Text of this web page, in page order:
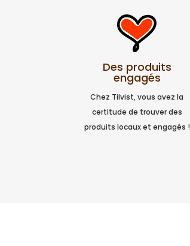
Des produits
engagés
Chez Tilvist, vous avez la
certitude de trouver des
produits locaux et engagés !